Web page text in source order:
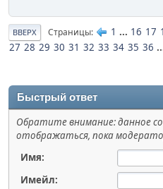
ВВЕРХ Страницы 1 ... 16 17
27 28 29 30 31 32 33 34 35 36
Быстрый ответ
Обратите внимание: данное
отображаться, пока
Имя:
Имейл: